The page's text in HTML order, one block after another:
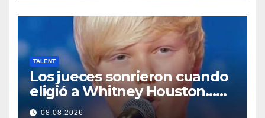
TALENT
Los jueces sonrieron cuando
eligió a Whitney Houston…
Entonces empezó a cantar
08.08.2026